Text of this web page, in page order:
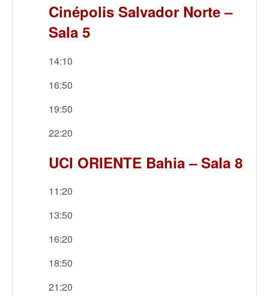
Cinépolis Salvador Norte –
Sala 5
14:10
16:50
19:50
22:20
UCI ORIENTE Bahia – Sala 8
11:20
13:50
16:20
18:50
21:20